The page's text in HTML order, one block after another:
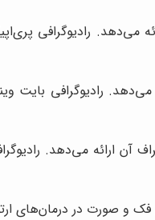
می‌دهد. رادیوگرافی
می‌دهد. رادیوگرافی
آن ارائه می‌دهد.
فک و صورت در درمان‌های